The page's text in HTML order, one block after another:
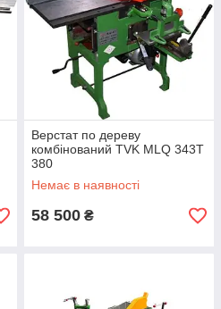
Верстат по дереву
комбінований TVK MLQ 343T
380
Немає в наявності
58 500 ₴